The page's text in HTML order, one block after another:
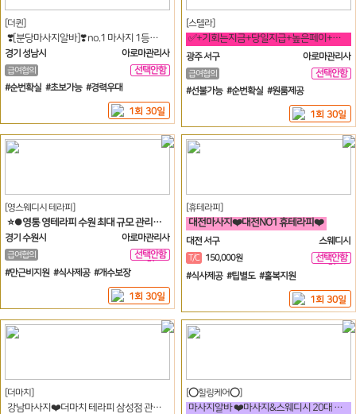
[더퀸]
❣️[분당마사지알바]❣️ no.1 마사지 1등가게 손님 많아요❣️
경기 성남시
아로마관리사
급여협의
선택안함
#순번확실 #초보가능 #경력우대
1회 30일
[스텔라]
✅+기회는지금+당일지급+높은페이+높은급여+초보다쌉가능✅
광주 서구
아로마관리사
급여협의
선택안함
#선불가능 #순번확실 #원룸제공
1회 30일
[영스웨디시 테라피]
⭐⏺영통 영테라피 수원 최대 규모 관리사님 모집합니다⏺⭐
경기 수원시
아로마관리사
급여협의
선택안함
일
#만근비지원 #식사제공 #개수보장
1회 30일
[휴테라피]
대전마사지❤️대전NO1 휴테라피❤️
대전 서구
스웨디시
T/C 150,000원
선택안함
일
#식사제공 #팁별도 #홀복지원
1회 30일
[더마치]
강남마사지❤️더마치 테라피 삼성점 관리사쌤구인❤️
[⭕힐링케어⭕]
마사지알바 ❤️마사지&스웨디시 20대 30대 아가씨 구합니다❤️